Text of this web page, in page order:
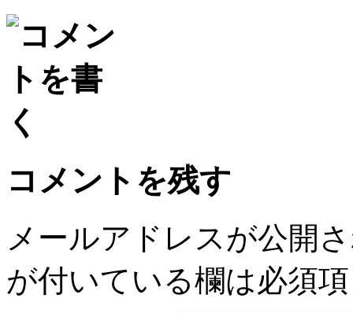
コメントを残す
メールアドレスが公開
が付いている欄は必須